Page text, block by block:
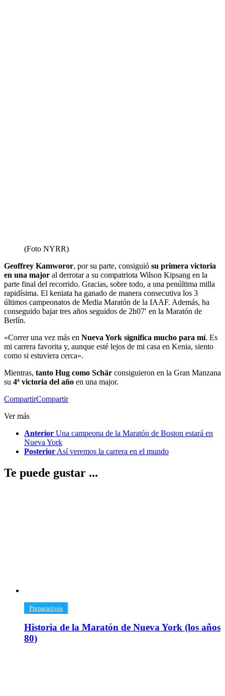
(Foto NYRR)
Geoffrey Kamworor, por su parte, consiguió su primera victoria
en una major al derrotar a su compatriota Wilson Kipsang en la
parte final del recorrido. Gracias, sobre todo, a una penúltima milla
rapidísima. El keniata ha ganado de manera consecutiva los 3
últimos campeonatos de Media Maratón de la IAAF. Además, ha
conseguido bajar tres años seguidos de 2h07′ en la Maratón de
Berlín.
«Correr una vez más en Nueva York significa mucho para mí. Es
mi carrera favorita y, aunque esté lejos de mi casa en Kenia, siento
como si estuviera cerca».
Mientras, tanto Hug como Schär consiguieron en la Gran Manzana
su 4ª victoria del año en una major.
CompartirCompartir
Ver más
Anterior Una campeona de la Maratón de Boston estará en
Nueva York
Posterior Así veremos la carrera en el mundo
Te puede gustar ...
​Preparativos
Historia de la Maratón de Nueva York (los años
80)